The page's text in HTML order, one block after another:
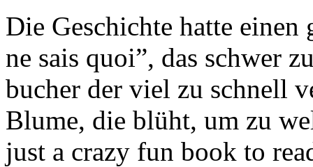
Die Geschichte hatte einen
ne sais quoi”, das schwer
bucher der viel zu schnell
Blume, die blüht, um zu
just a crazy fun book to